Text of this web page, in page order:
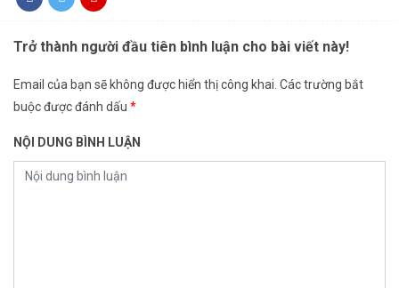
Trở thành người đầu tiên bình luận cho bài viết này!
Email của bạn sẽ không được hiển thị công khai. Các trường bắt
buộc được đánh dấu *
NỘI DUNG BÌNH LUẬN